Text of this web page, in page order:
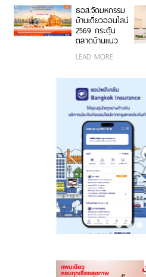
ธอส.จัดมหกรรม
บ้านเดี่ยวออนไลน์
2569 กระตุ้น
ตลาดบ้านแนว
สูงสุด 50%
พิเศษดอกเบี้ย
0% นานสูงสุด 2
ปี
LEAD MORE